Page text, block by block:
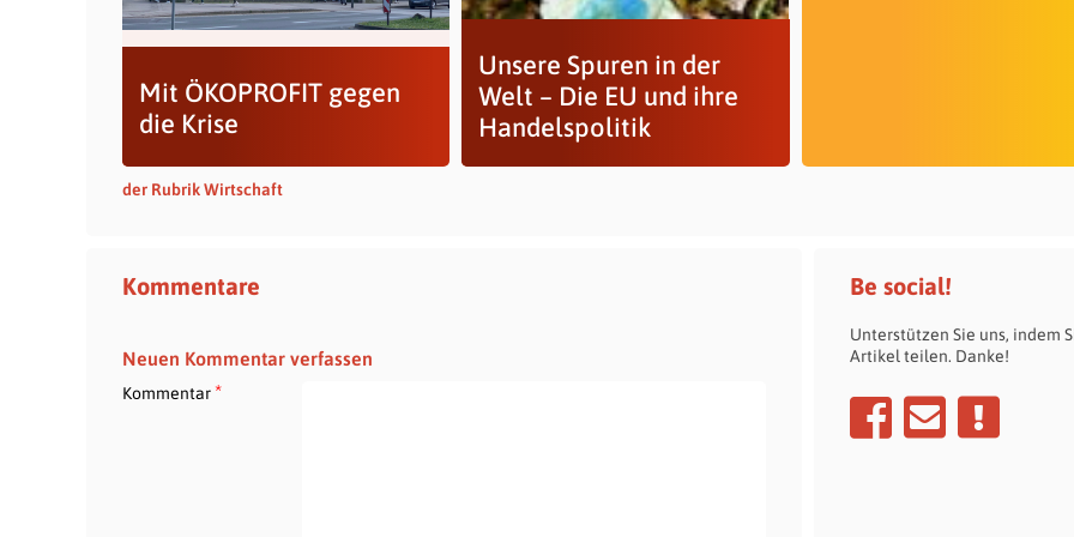
Mit ÖKOPROFIT gegen
die Krise
Unsere Spuren in der
Welt – Die EU und ihre
Handelspolitik
der Rubrik Wirtschaft
Kommentare
Neuen Kommentar verfassen
Kommentar*
Be social!
Unterstützen Sie uns, indem
Artikel teilen. Danke!